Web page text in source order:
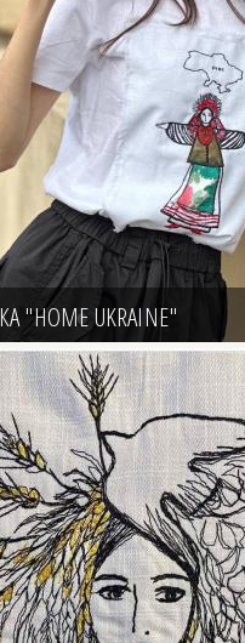
"HOME UKRAINE"